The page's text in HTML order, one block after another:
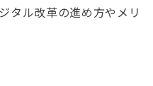
タル改革の進め方やメリ